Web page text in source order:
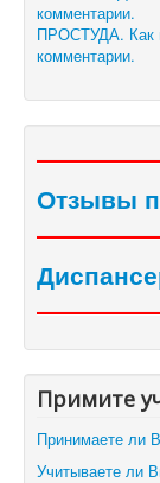
ПРОСТУДА. Как
комментарии.
Отзывы
Примите
Принимаете ли
Учитываете ли